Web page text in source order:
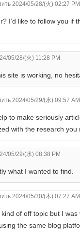
2024/05/28/(火) 02:27 PM
I’d like to follow you if
05/28/(火) 11:28 PM
site is working, no
2024/05/29/(水) 09:57 AM
to make seriously
with the research
05/29/(水) 08:38 PM
what I wanted to find.
2024/05/30/(木) 07:27 AM
of off topic but I
the same blog